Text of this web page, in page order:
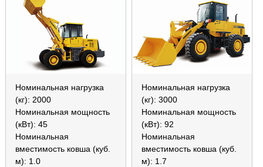
Номинальная нагрузка
(кг): 2000
Номинальная мощность
(кВт): 45
Номинальная
вместимость ковша (куб.
м): 1.0
Номинальная нагрузка
(кг): 3000
Номинальная мощность
(кВт): 92
Номинальная
вместимость ковша (куб.
м): 1.7